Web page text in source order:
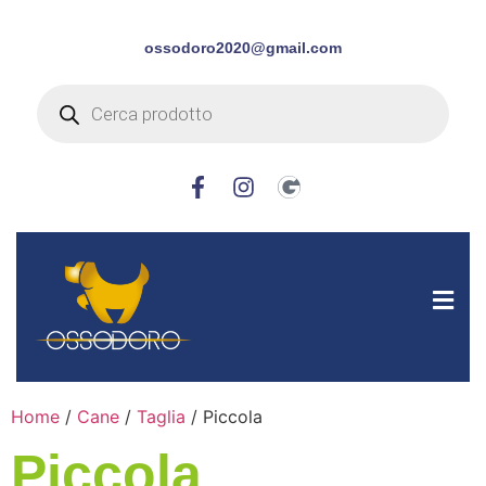
ossodoro2020@gmail.com
Home / Cane / Taglia / Piccola